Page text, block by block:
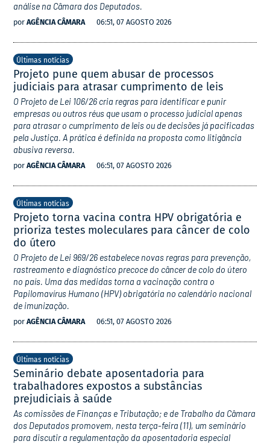
análise na Câmara dos Deputados.
por AGÊNCIA CÂMARA 06:51, 07 AGOSTO 2026
Últimas notícias
Projeto pune quem abusar de processos
judiciais para atrasar cumprimento de leis
O Projeto de Lei 106/26 cria regras para identificar e punir
empresas ou outros réus que usam o processo judicial apenas
para atrasar o cumprimento de leis ou de decisões já pacificadas
pela Justiça. A prática é definida na proposta como litigância
abusiva reversa.
por AGÊNCIA CÂMARA 06:51, 07 AGOSTO 2026
Últimas notícias
Projeto torna vacina contra HPV obrigatória e
prioriza testes moleculares para câncer de colo
do útero
O Projeto de Lei 969/26 estabelece novas regras para prevenção,
rastreamento e diagnóstico precoce do câncer de colo do útero
no país. Uma das medidas torna a vacinação contra o
Papilomavírus Humano (HPV) obrigatória no calendário nacional
de imunização.
por AGÊNCIA CÂMARA 06:51, 07 AGOSTO 2026
Últimas notícias
Seminário debate aposentadoria para
trabalhadores expostos a substâncias
prejudiciais à saúde
As comissões de Finanças e Tributação; e de Trabalho da Câmara
dos Deputados promovem, nesta terça-feira (11), um seminário
para discutir a regulamentação da aposentadoria especial